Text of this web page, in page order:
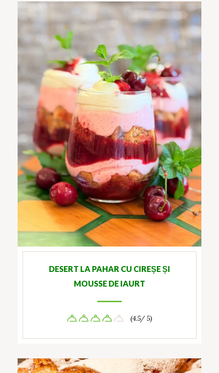
DESERT LA PAHAR CU CIREȘE ȘI
MOUSSE DE IAURT
(4.5/ 5)